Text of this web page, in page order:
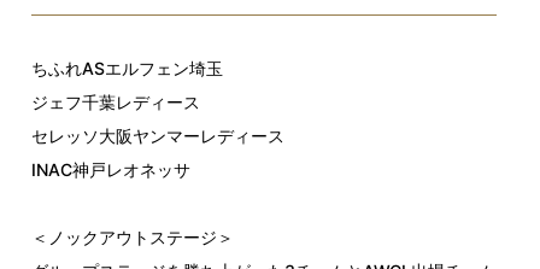
ちふれASエルフェン埼玉
ジェフ千葉レディース
セレッソ大阪ヤンマーレディース
INAC神戸レオネッサ
＜ノックアウトステージ＞